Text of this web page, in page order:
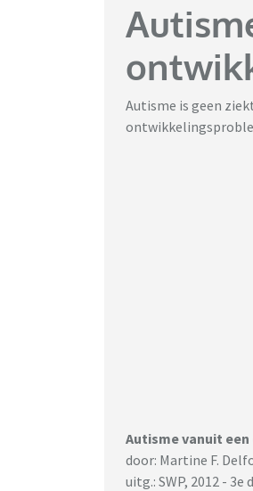
Autisme is geen
Autisme vanuit
door: Martine F.
uitg.: SWP, 2012 - 3e